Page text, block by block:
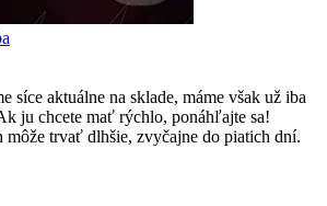
síce aktuálne na sklade, máme však už iba
ju chcete mať rýchlo, ponáhľajte sa!
môže trvať dlhšie, zvyčajne do piatich dní.